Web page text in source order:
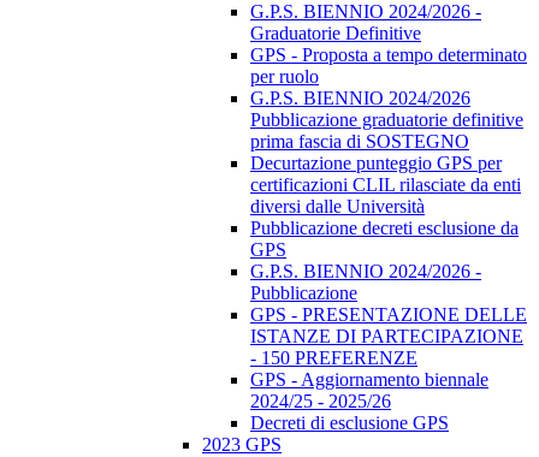
G.P.S. BIENNIO 2024/2026 -
Graduatorie Definitive
GPS - Proposta a tempo determinato
per ruolo
G.P.S. BIENNIO 2024/2026
Pubblicazione graduatorie definitive
prima fascia di SOSTEGNO
Decurtazione punteggio GPS per
certificazioni CLIL rilasciate da enti
diversi dalle Università
Pubblicazione decreti esclusione da
GPS
G.P.S. BIENNIO 2024/2026 -
Pubblicazione
GPS - PRESENTAZIONE DELLE
ISTANZE DI PARTECIPAZIONE
- 150 PREFERENZE
GPS - Aggiornamento biennale
2024/25 - 2025/26
Decreti di esclusione GPS
2023 GPS